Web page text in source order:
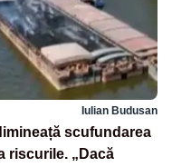
Iulian Budusan
scufundarea
riscurile. „Dacă